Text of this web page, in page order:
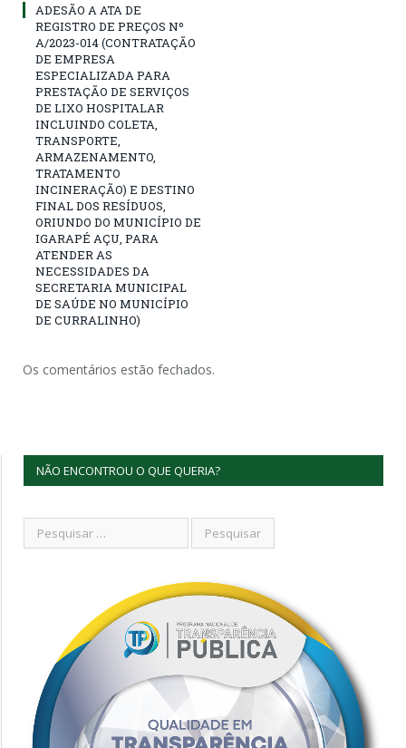
ADESÃO A ATA DE
REGISTRO DE PREÇOS Nº
A/2023-014 (CONTRATAÇÃO
DE EMPRESA
ESPECIALIZADA PARA
PRESTAÇÃO DE SERVIÇOS
DE LIXO HOSPITALAR
INCLUINDO COLETA,
TRANSPORTE,
ARMAZENAMENTO,
TRATAMENTO
INCINERAÇÃO) E DESTINO
FINAL DOS RESÍDUOS,
ORIUNDO DO MUNICÍPIO DE
IGARAPÉ AÇU, PARA
ATENDER AS
NECESSIDADES DA
SECRETARIA MUNICIPAL
DE SAÚDE NO MUNICÍPIO
DE CURRALINHO)
Os comentários estão fechados.
NÃO ENCONTROU O QUE QUERIA?